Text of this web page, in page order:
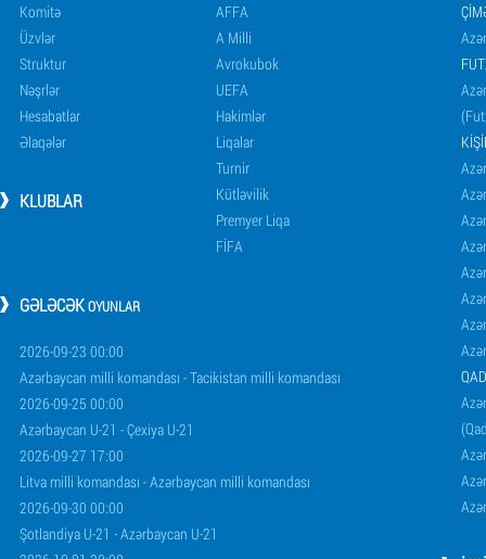
Komitə
Üzvlər
Struktur
Nəşrlər
Hesabatlar
Əlaqələr
KLUBLAR
AFFA
A Milli
Avrokubok
UEFA
Hakimlər
Liqalar
Turnir
Kütləvilik
Premyer Liqa
FİFA
GƏLƏCƏKOYUNLAR
2026-09-23 00:00
Azərbaycan milli komandası - Tacikistan milli komandası
2026-09-25 00:00
Azərbaycan U-21 - Çexiya U-21
2026-09-27 17:00
Litva milli komandası - Azərbaycan milli komandası
2026-09-30 00:00
Şotlandiya U-21 - Azərbaycan U-21